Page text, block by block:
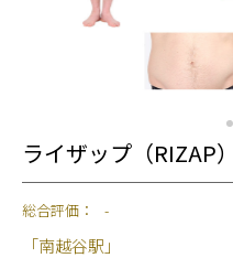
ライザップ（RIZAP
総合評価： -
「南越谷駅」